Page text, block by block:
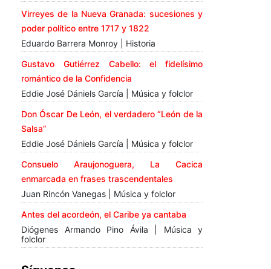
Virreyes de la Nueva Granada: sucesiones y
poder político entre 1717 y 1822
Eduardo Barrera Monroy | Historia
Gustavo Gutiérrez Cabello: el fidelísimo
romántico de la Confidencia
Eddie José Dániels García | Música y folclor
Don Óscar De León, el verdadero “León de la
Salsa”
Eddie José Dániels García | Música y folclor
Consuelo Araujonoguera, La Cacica
enmarcada en frases trascendentales
Juan Rincón Vanegas | Música y folclor
Antes del acordeón, el Caribe ya cantaba
Diógenes Armando Pino Ávila | Música y
folclor